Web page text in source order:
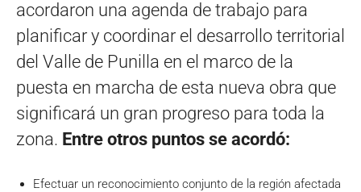
acordaron una agenda de trabajo para
planificar y coordinar el desarrollo territorial
del Valle de Punilla en el marco de la
puesta en marcha de esta nueva obra que
significará un gran progreso para toda la
zona. Entre otros puntos se acordó:
Efectuar un reconocimiento conjunto de la región afectada